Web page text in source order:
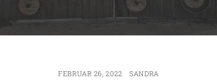
FEBRUAR 26, 2022 SANDRA